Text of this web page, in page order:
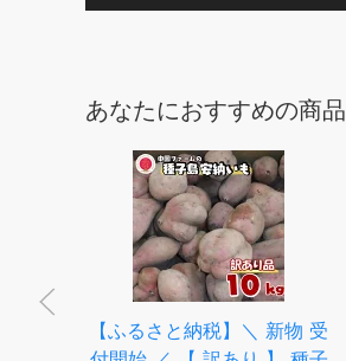
あなたにおすすめの商品
【ふるさと納税】＼ 新物 受